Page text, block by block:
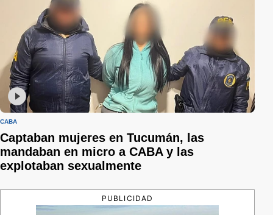
CABA
Captaban mujeres en Tucumán, las
mandaban en micro a CABA y las
explotaban sexualmente
PUBLICIDAD